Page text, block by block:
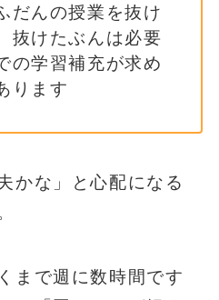
だんの授業を抜け
抜けたぶんは必要
の学習補充が求め
ります
かな」と心配になる
まで週に数時間です